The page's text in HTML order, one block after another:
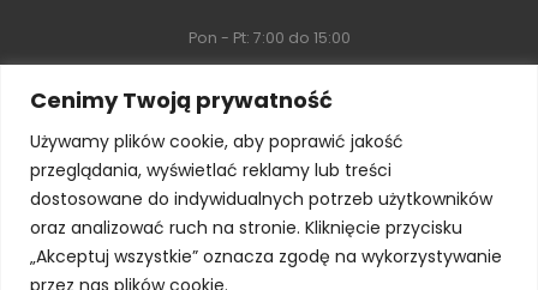
Cenimy Twoją prywatność
Używamy plików cookie, aby poprawić jakość
przeglądania, wyświetlać reklamy lub treści
dostosowane do indywidualnych potrzeb użytkowników
oraz analizować ruch na stronie. Kliknięcie przycisku
„Akceptuj wszystkie” oznacza zgodę na wykorzystywanie
przez nas plików cookie.
Pon - Pt: 7:00 do 15:00
Sobota: 8:00 do 16:00
Niedziela: Zamknięte